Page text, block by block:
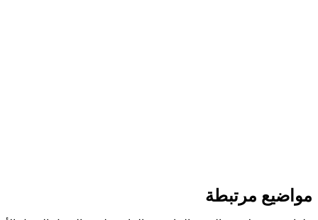
مواضيع مرتبطة